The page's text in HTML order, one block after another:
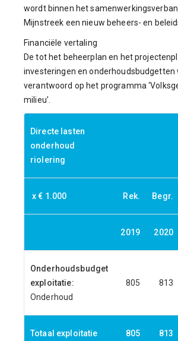
wordt binnen het
Mijnstreek een nieuw beheers- en
Financiële vertaling
De tot het beheerplan en het
investeringen en onderhoudsbudgetten
verantwoord op het programma
milieu’.
Directe lasten
onderhoud
riolering
x € 1.000 Rek. Begr.
2019 2020
Onderhoudsbudget
exploitatie:
Onderhoud
805 813
Totaal exploitatie 805 813